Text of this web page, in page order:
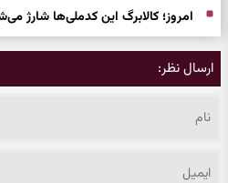
امروز؛ کالابرگ این کدملی‌ها شارژ
ارسال نظر: